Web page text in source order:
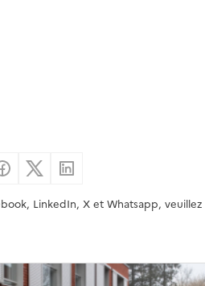
par email
Partager sur Facebook
Partager sur X
LinkedIn, X et Whatsapp, veuillez